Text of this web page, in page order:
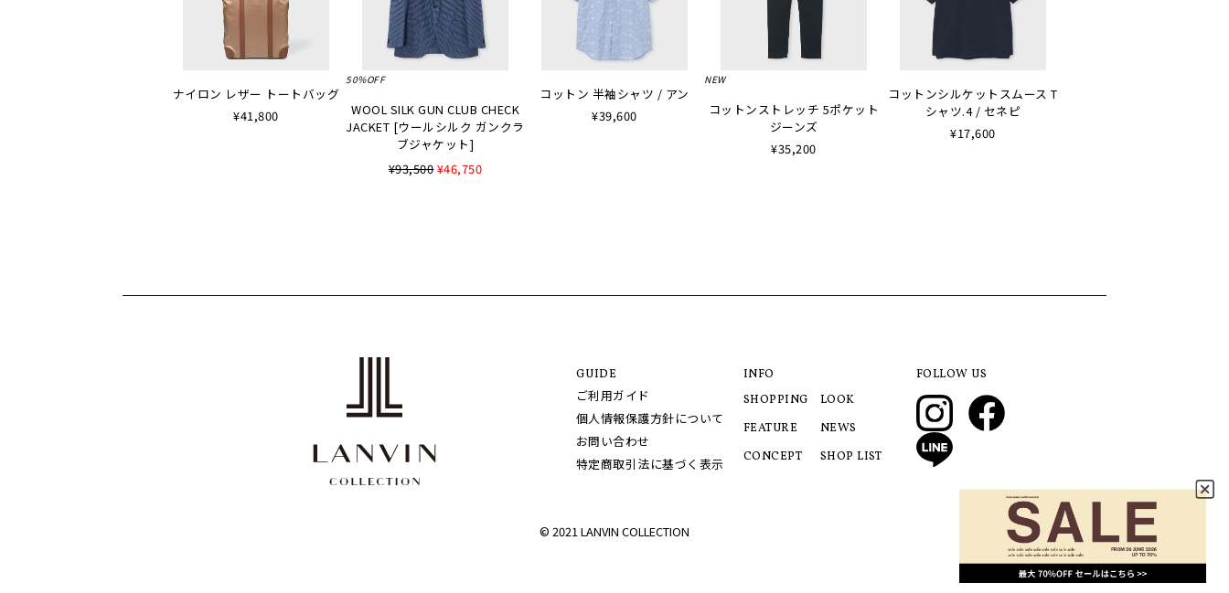
ナイロン レザー トートバッグ
¥41,800
50%OFF
WOOL SILK GUN CLUB CHECK
JACKET [ウールシルク ガンクラ
ブジャケット]
¥93,500¥46,750
コットン 半袖シャツ / アン
¥39,600
NEW
コットンストレッチ 5ポケット
ジーンズ
¥35,200
コットンシルケットスムース T
シャツ.4 / セネピ
¥17,600
GUIDE
ご利用ガイド
個人情報保護方針について
お問い合わせ
特定商取引法に基づく表示
INFO
SHOPPING
FEATURE
CONCEPT
LOOK
NEWS
SHOP LIST
FOLLOW US
© 2021 LANVIN COLLECTION